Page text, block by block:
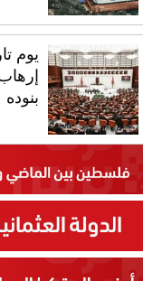
يوم
بنوده